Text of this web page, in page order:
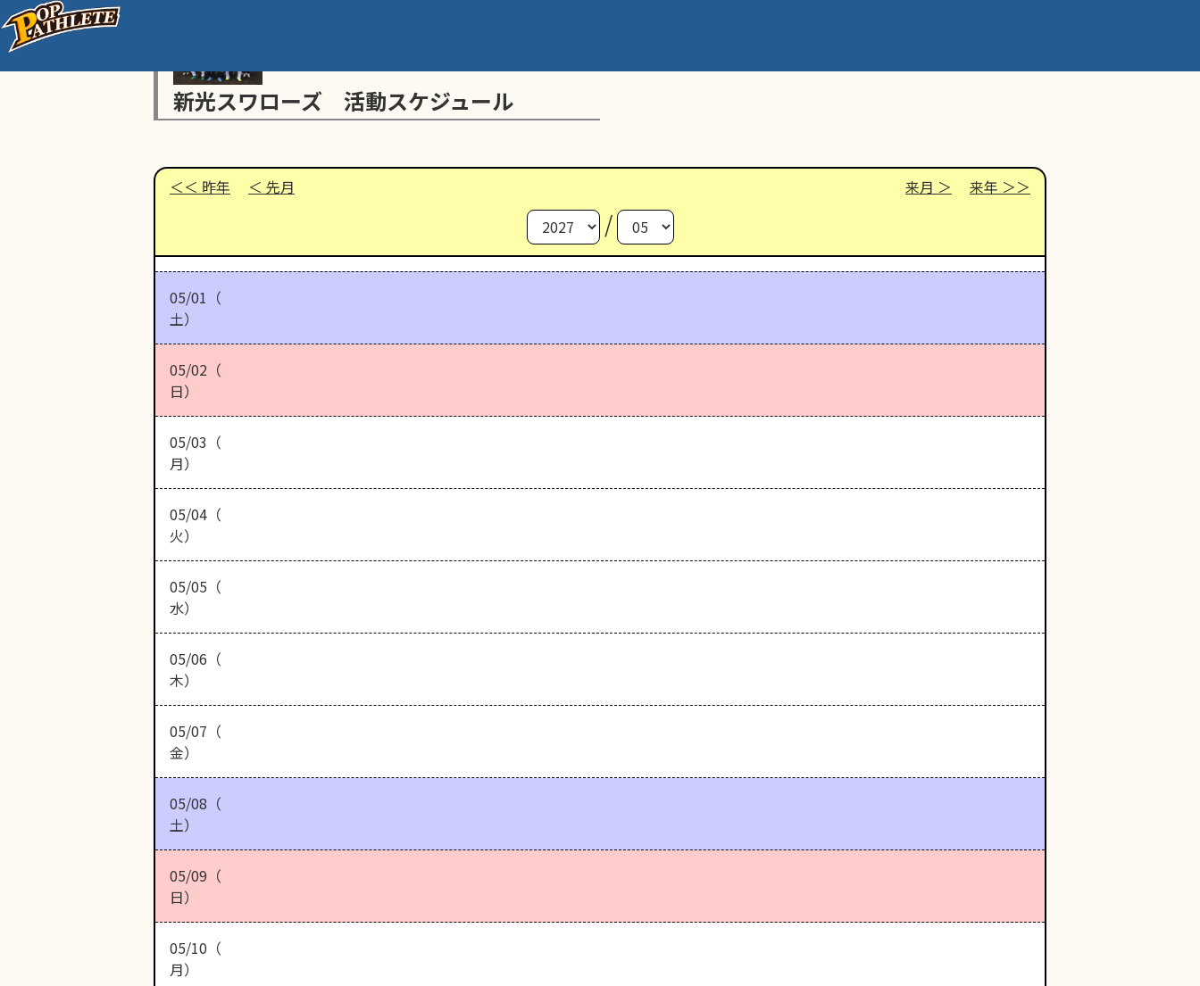
新光スワローズ 活動スケジュール
昨年 先月 来月 来年
/
05/01（
土）
05/02（
日）
05/03（
月）
05/04（
火）
05/05（
水）
05/06（
木）
05/07（
金）
05/08（
土）
05/09（
日）
05/10（
月）